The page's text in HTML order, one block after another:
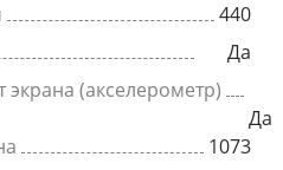
440
Да
(акселерометр)
Да
1073